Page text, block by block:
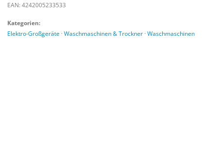
EAN: 4242005233533
Kategorien:
Elektro-Großgeräte · Waschmaschinen & Trockner · Waschmaschinen